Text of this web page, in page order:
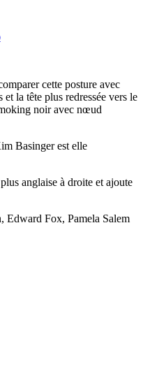
cette posture avec
la tête plus redressée vers le
noir avec nœud
Basinger est elle
anglaise à droite et ajoute
Edward Fox, Pamela Salem